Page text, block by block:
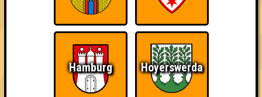
2. Nerdy by Nature
14 14 10 38
3. Das Problem
13 13 11 37
4. Frisch ausgebrochen
Hamburg Hoyerswerda